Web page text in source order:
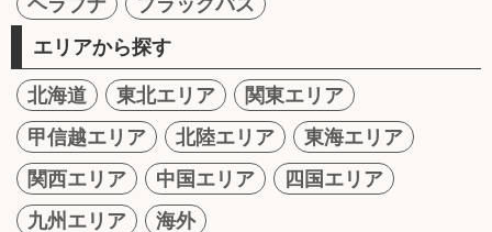
エリアから探す
北海道 東北エリア
関東エリア
甲信越エリア
北陸エリア
東海エリア
関西エリア
中国エリア
四国エリア
九州エリア
海外